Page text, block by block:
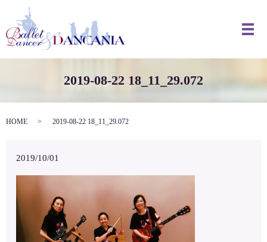
メ
2019-08-22 18_11_29.072
HOME 2019-08-22 18_11_29.072
2019/10/01